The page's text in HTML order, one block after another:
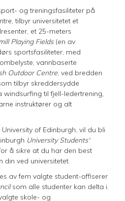
og treningsfasiliteter på
tilbyr universitetet et
et 25-meters
Playing Fields (en av
sportsfasiliteter, med
vannbaserte
Outdoor Centre , ved bredden
tilbyr skreddersydde
windsurfing til fjell-ledertrening,
instruktører og alt
of Edinburgh, vil du bli
University Students'
å sikre at du har den best
din ved universitetet.
av fem valgte student-offiserer
som alle studenter kan delta i.
skole- og